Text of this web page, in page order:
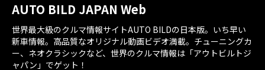
AUTO BILD JAPAN Web
世界最大級のクルマ情報サイトAUTO BILDの日本版。いち早い
新車情報。高品質なオリジナル動画ビデオ満載。チューニングカ
ー、ネオクラシックなど、世界のクルマ情報は「アウトビルトジ
ャパン」でゲット！